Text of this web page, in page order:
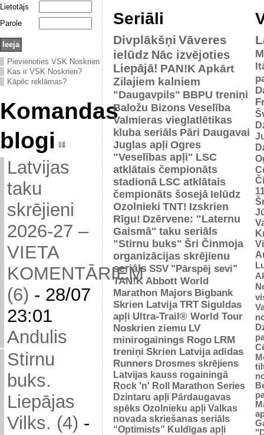
Lietotājs
Parole
Pievienoties VSK Noskrien
Kas ir VSK Noskrien?
Kāpēc reklāmas?
Komandas
blogi
Latvijas
taku
skrējieni
2026-27 –
VIETA
KOMENTĀRIEM
(6) - 28/07
23:01
Andulis
Stirnu
buks.
Liepājas
Vilks. (4) -
Seriāli
Divplākšņi Vāveres
ielūdz Nāc izvējoties
Liepājā! PAN!K Apkārt
Zilajiem kalniem
"Daugavpils" BBPU treniņi
Baložu BizonsVeselība
Valmieras vieglatlētikas
kluba seriāls Pāri Daugavai
Juglas apļi Ogres
"Veselības apļi" LSC
atklātais čempionāts
stadionā LSC atklātais
čempionāts šosejā Ielūdz
Ozolnieki TNT! Izskrien
Rīgu! Dzērvene: "Laternu
Gaismā" taku seriāls
"Stirnu buks" Šri Činmoja
organizācijas skrējienu
seriāls SSV "Pārspēj sevi"
TAN!K Abbott World
Marathon Majors Bigbank
Skrien Latvija TRT Siguldas
apļi Ultra-Trail® World Tour
Noskrien ziemu LV
minirogainings Rogo LRM
treniņi Skrien Latvija adidas
Runners Drosmes skrējiens
Latvijas kauss rogainingā
Rock 'n' Roll Marathon Series
Dzintaru apļi Pārdaugavas
spēks Ozolnieku apļi Valkas
novada skriešanas seriāls
“Optimists” Kuldīgas apļi